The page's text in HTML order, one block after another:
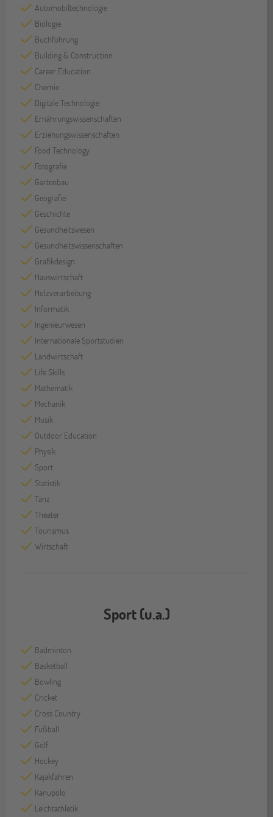
Automobiltechnologie
Biologie
Buchführung
Building & Construction
Career Education
Chemie
Digitale Technologie
Ernährungswissenschaften
Erziehungswissenschaften
Food Technology
Fotografie
Gartenbau
Geografie
Geschichte
Gesundheitswesen
Gesundheitswissenschaften
Grafikdesign
Hauswirtschaft
Holzverarbeitung
Informatik
Ingenieurwesen
Internationale Sportstudien
Landwirtschaft
Life Skills
Mathematik
Mechanik
Musik
Outdoor Education
Physik
Sport
Statistik
Tanz
Theater
Tourismus
Wirtschaft
Sport (u.a.)
Badminton
Basketball
Bowling
Cricket
Cross Country
Fußball
Golf
Hockey
Kajakfahren
Kanupolo
Leichtathletik